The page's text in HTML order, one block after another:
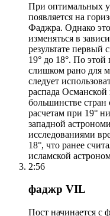
При оптимальных
появляется на
Фаджра. Однако
изменяться в
результате первый
19° до 18°. По
слишком рано для
следует
распада
большинстве
расчетам при 19°
западной
исследованиями
18°, что ранее
исламской
2:56
фаджр VIL
Пост начинается с